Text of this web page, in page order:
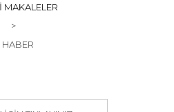
MAKALELER
>
HABER